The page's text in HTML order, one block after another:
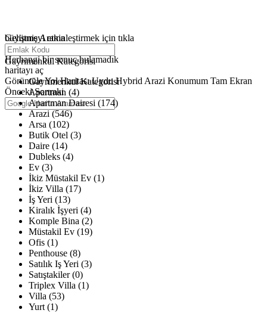
büyütmeyi etkinleştirmek için tıkla
Haritalar yükleniyor
Herhangi bir sonuç bulamadık
haritayı aç
GörüntüleYol Haritası Uydu Hybrid Arazi Konumum Tam Ekran
Önceki Sonraki
Gelişmiş Arama
Gayrimenkul Kategorisi
Gayrimenkul Kategorisi
Apartman (4)
Apartman Dairesi (174)
Arazi (546)
Arsa (102)
Butik Otel (3)
Daire (14)
Dubleks (4)
Ev (3)
İkiz Müstakil Ev (1)
İkiz Villa (17)
İş Yeri (13)
Kiralık İşyeri (4)
Komple Bina (2)
Müstakil Ev (19)
Ofis (1)
Penthouse (8)
Satılık Iş Yeri (3)
Satıştakiler (0)
Triplex Villa (1)
Villa (53)
Yurt (1)